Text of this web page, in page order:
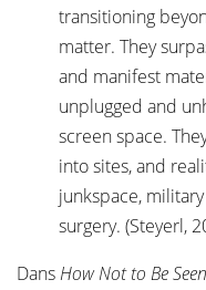
transitioning
matter. They
and manifest
unplugged and
screen space.
into sites, and
junkspace,
surgery. (Steyerl,
DansHow Not to Be Seen